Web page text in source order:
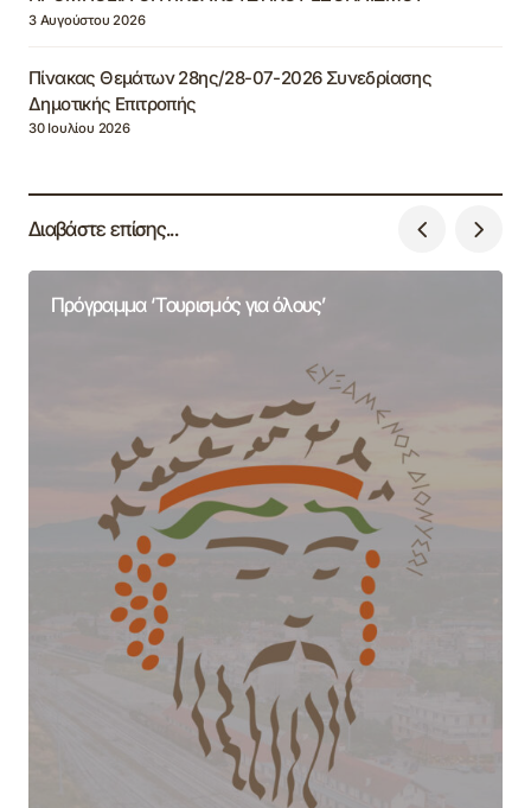
3 Αυγούστου 2026
Πίνακας Θεμάτων 28ης/28-07-2026 Συνεδρίασης
Δημοτικής Επιτροπής
30 Ιουλίου 2026
Διαβάστε επίσης...
Πρόγραμμα ‘Τουρισμός για όλους’